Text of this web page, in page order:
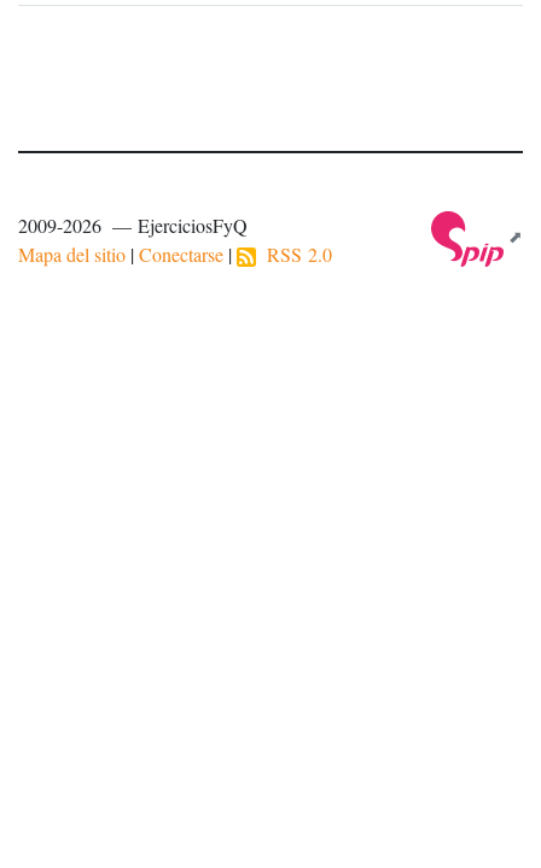
2009-2026 — EjerciciosFyQ
Mapa del sitio |Conectarse | RSS 2.0